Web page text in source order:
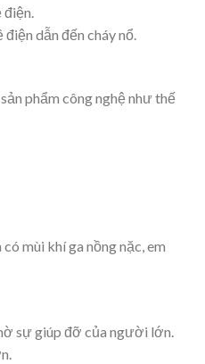
điện.
dẫn đến cháy nổ.
phẩm công nghệ như thế
mùi khí ga nồng nặc, em
sự giúp đỡ của người lớn.